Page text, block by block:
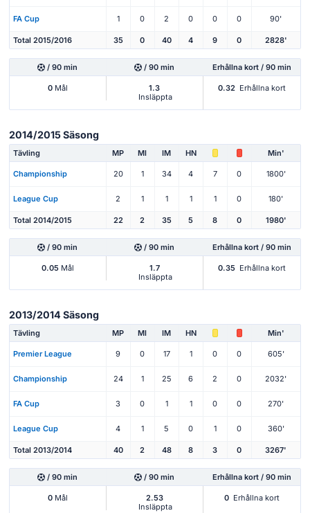
FA Cup 1 0 2 0 0 0 90'
Total 2015/2016 35 0 40 4 9 0 2828'
/ 90 min / 90 min Erhållna kort / 90 min
0Mål
1.3
Insläppta
0.32 Erhållna kort
2014/2015 Säsong
Tävling MP Ml IM HN Min'
Championship 20 1 34 4 7 0 1800'
League Cup 2 1 1 1 1 0 180'
Total 2014/2015 22 2 35 5 8 0 1980'
/ 90 min / 90 min Erhållna kort / 90 min
0.05Mål
1.7
Insläppta
0.35 Erhållna kort
2013/2014 Säsong
Tävling MP Ml IM HN Min'
Premier League 9 0 17 1 0 0 605'
Championship 24 1 25 6 2 0 2032'
FA Cup 3 0 1 1 0 0 270'
League Cup 4 1 5 0 1 0 360'
Total 2013/2014 40 2 48 8 3 0 3267'
/ 90 min / 90 min Erhållna kort / 90 min
0Mål
2.53
Insläppta
0 Erhållna kort